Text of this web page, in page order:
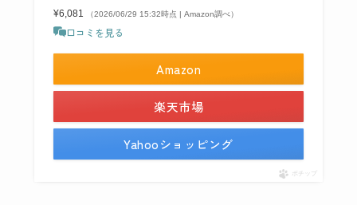
¥6,081 （2026/06/29 15:32時点 | Amazon調べ）
口コミを見る
Amazon
楽天市場
Yahooショッピング
ポチップ